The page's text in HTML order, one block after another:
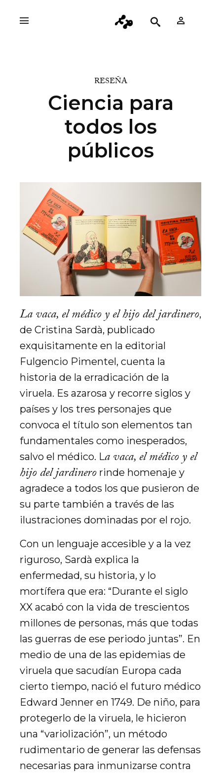
RESEÑA
Ciencia para
todos los
públicos
La vaca, el médico y el hijo del jardinero,
de Cristina Sardà, publicado
exquisitamente en la editorial
Fulgencio Pimentel, cuenta la
historia de la erradicación de la
viruela. Es azarosa y recorre siglos y
países y los tres personajes que
convoca el título son elementos tan
fundamentales como inesperados,
salvo el médico. La vaca, el médico y el
hijo del jardinero rinde homenaje y
agradece a todos los que pusieron de
su parte también a través de las
ilustraciones dominadas por el rojo.
Con un lenguaje accesible y a la vez
riguroso, Sardà explica la
enfermedad, su historia, y lo
mortífera que era: “Durante el siglo
XX acabó con la vida de trescientos
millones de personas, más que todas
las guerras de ese periodo juntas”. En
medio de una de las epidemias de
viruela que sacudían Europa cada
cierto tiempo, nació el futuro médico
Edward Jenner en 1749. De niño, para
protegerlo de la viruela, le hicieron
una “variolización”, un método
rudimentario de generar las defensas
necesarias para inmunizarse contra